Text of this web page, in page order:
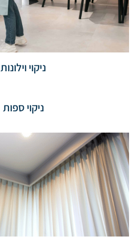
ניקוי וילונות
ניקוי ספות